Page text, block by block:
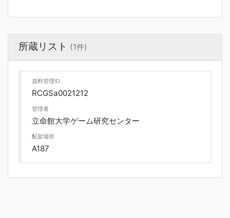
所蔵リスト (1件)
資料管理ID
RCGSa0021212
管理者
立命館大学ゲーム研究センター
配架場所
A187